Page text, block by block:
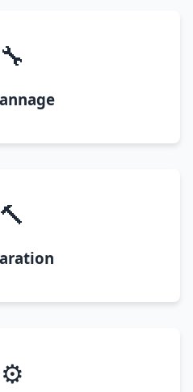
🔧
🔨
⚙️